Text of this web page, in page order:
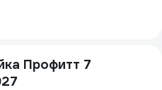
Профитт 7